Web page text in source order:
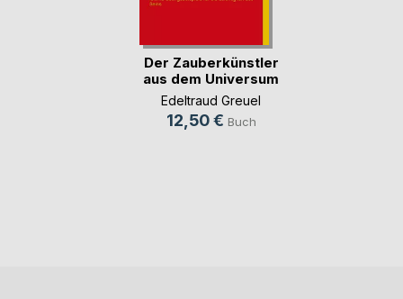
Der Zauberkünstler
aus dem Universum
Edeltraud Greuel
12,50 € Buch